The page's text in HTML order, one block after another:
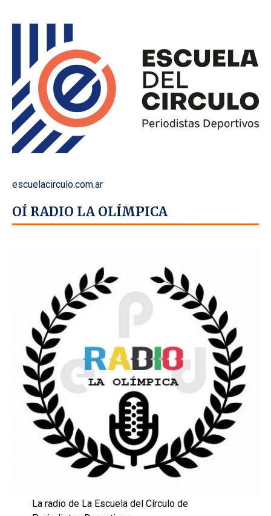
escuelacirculo.com.ar
OÍ RADIO LA OLÍMPICA
La radio de La Escuela del Círculo de